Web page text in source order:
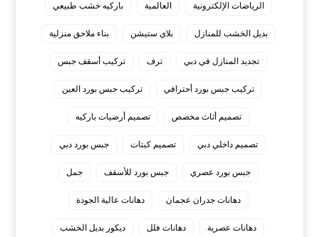
الرياضات الإلكترونية العالمية باركيه خشب طبيعي
بديل الخشب للمنازل بلاي ستيشن بناء ملاحق منزلية
تجديد المنازل في دبي ترف تركيب أسقف جبس
تركيب جبس بورد أحترافي تركيب جبس بورد العين
تصميم أثاث مخصص تصميم أرضيات باركيه
تصميم داخلي دبي تصميم كبتات جبس بورد دبي
جبس بورد عصري جبس بورد للأسقف جمل
دهانات جدران عجمان دهانات عالية الجودة
دهانات عصرية دهانات فلل ديكور بديل الخشب